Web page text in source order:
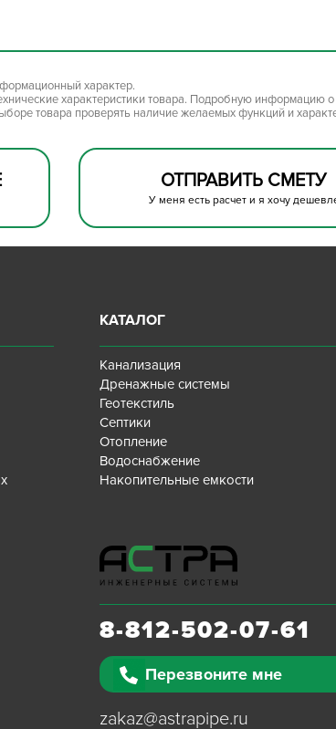
характер.
характеристики товара. Подробную информацию о
товара проверять наличие желаемых функций и
ОТПРАВИТЬ СМЕТУ
У меня есть расчет и я хочу
8-812-502-07-61
Перезвоните мне
zakaz@astrapipe.ru
КАТАЛОГ
Канализация
Дренажные системы
Геотекстиль
Септики
Отопление
Водоснабжение
Накопительные емкости